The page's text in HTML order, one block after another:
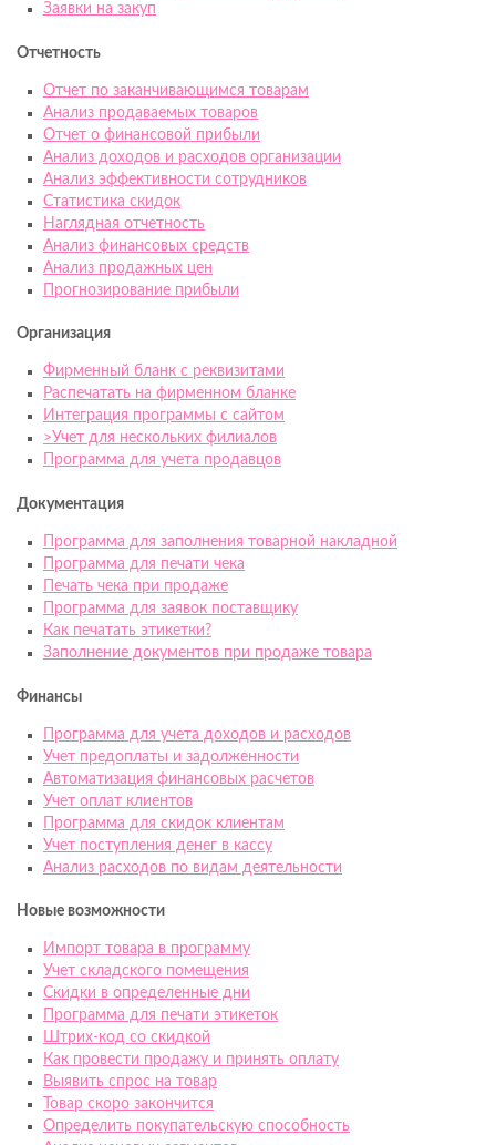
Заявки на закуп
Отчетность
Отчет по заканчивающимся товарам
Анализ продаваемых товаров
Отчет о финансовой прибыли
Анализ доходов и расходов организации
Анализ эффективности сотрудников
Статистика скидок
Наглядная отчетность
Анализ финансовых средств
Анализ продажных цен
Прогнозирование прибыли
Организация
Фирменный бланк с реквизитами
Распечатать на фирменном бланке
Интеграция программы с сайтом
>Учет для нескольких филиалов
Программа для учета продавцов
Документация
Программа для заполнения товарной накладной
Программа для печати чека
Печать чека при продаже
Программа для заявок поставщику
Как печатать этикетки?
Заполнение документов при продаже товара
Финансы
Программа для учета доходов и расходов
Учет предоплаты и задолженности
Автоматизация финансовых расчетов
Учет оплат клиентов
Программа для скидок клиентам
Учет поступления денег в кассу
Анализ расходов по видам деятельности
Новые возможности
Импорт товара в программу
Учет складского помещения
Скидки в определенные дни
Программа для печати этикеток
Штрих-код со скидкой
Как провести продажу и принять оплату
Выявить спрос на товар
Товар скоро закончится
Определить покупательскую способность